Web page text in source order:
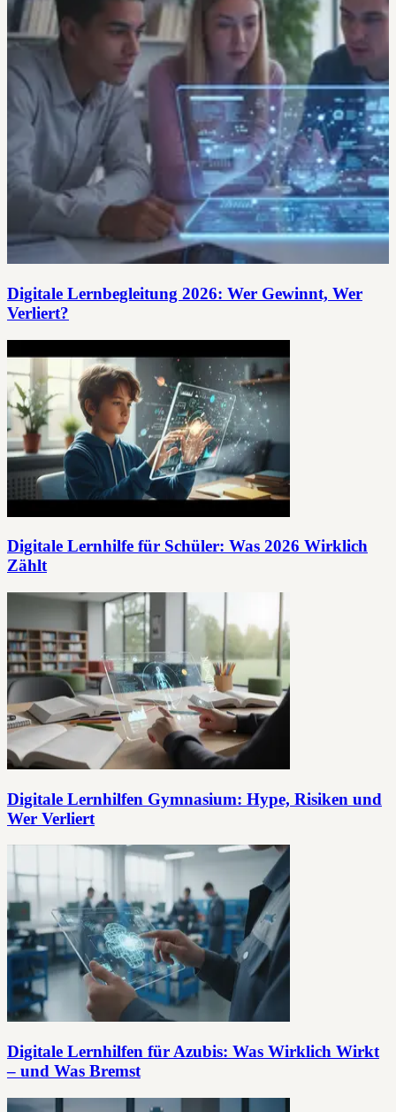
Digitale Lernbegleitung 2026: Wer Gewinnt, Wer
Verliert?
Digitale Lernhilfe für Schüler: Was 2026 Wirklich
Zählt
Digitale Lernhilfen Gymnasium: Hype, Risiken und
Wer Verliert
Digitale Lernhilfen für Azubis: Was Wirklich Wirkt
– und Was Bremst